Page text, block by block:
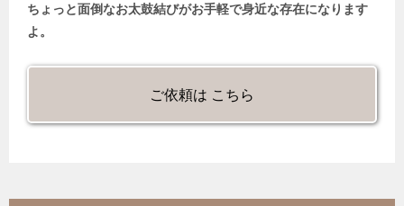
ちょっと面倒なお太鼓結びがお手軽で身近な存在になります
よ。
ご依頼は こちら